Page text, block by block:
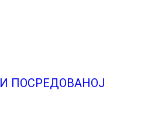
ПОСРЕДОВАНОЈ